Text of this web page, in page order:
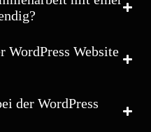
WordPress Website
der WordPress